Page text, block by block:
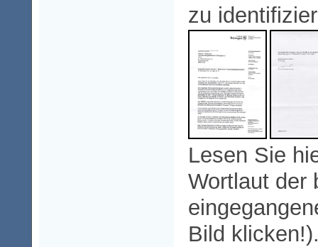
zu
Lesen Sie
Wortlaut der
Bild